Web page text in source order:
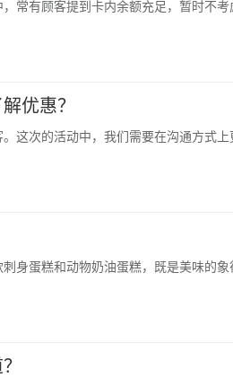
常有顾客提到卡内余额充足，暂时不
优惠？
这次的活动中，我们需要在沟通方式
身蛋糕和动物奶油蛋糕，既是美味的